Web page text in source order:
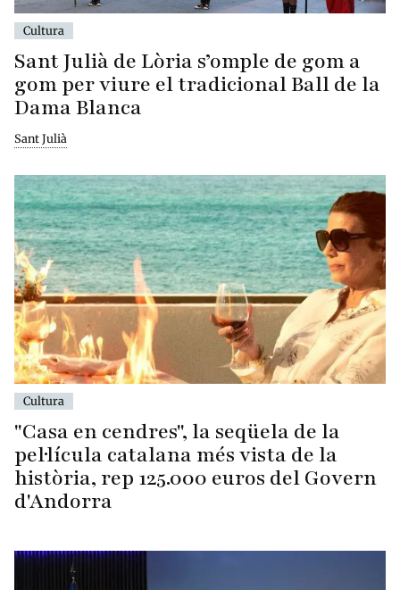
Cultura
Sant Julià de Lòria s’omple de gom a
gom per viure el tradicional Ball de la
Dama Blanca
Sant Julià
Cultura
"Casa en cendres", la seqüela de la
pel·lícula catalana més vista de la
història, rep 125.000 euros del Govern
d'Andorra